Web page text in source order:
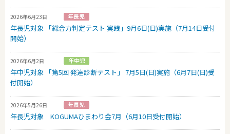
2026年6月23日
年長児対象 「総合力判定テスト 実践」9月6日(日)実施（7月14日受付
開始）
2026年6月2日
年中児対象 「第5回 発達診断テスト」 7月5日(日)実施（6月7日(日)受
付開始）
2026年5月26日
年長児対象 KOGUMAひまわり会7月（6月10日受付開始）